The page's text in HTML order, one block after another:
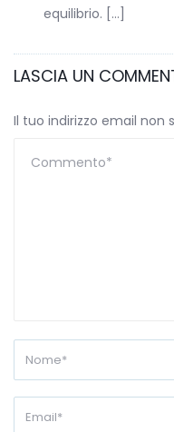
equilibrio. […]
LASCIA UN
Il tuo indirizzo email non